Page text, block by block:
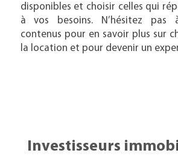
disponibles et choisir celles qui
à vos besoins. N’hésitez pas
contenus pour en savoir plus sur
la location et pour devenir un
Investisseurs